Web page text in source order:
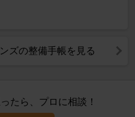
ズの整備手帳を見る
たら、プロに相談！